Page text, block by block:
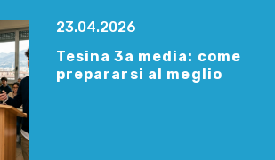
23.04.2026
Tesina 3a media: come
prepararsi al meglio